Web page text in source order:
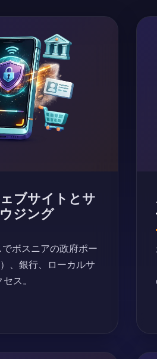
ブサイトとサ
ジング
ボスニアの政府ポー
、銀行、ローカルサ
ス。